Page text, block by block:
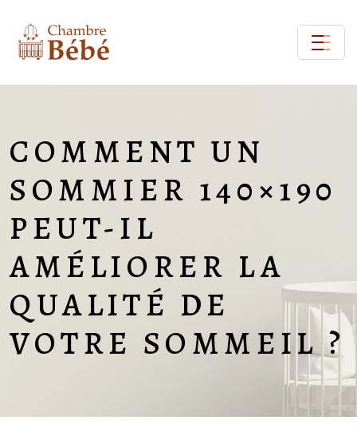
COMMENT UN
SOMMIER 140×190
PEUT-IL
AMÉLIORER LA
QUALITÉ DE
VOTRE SOMMEIL ?